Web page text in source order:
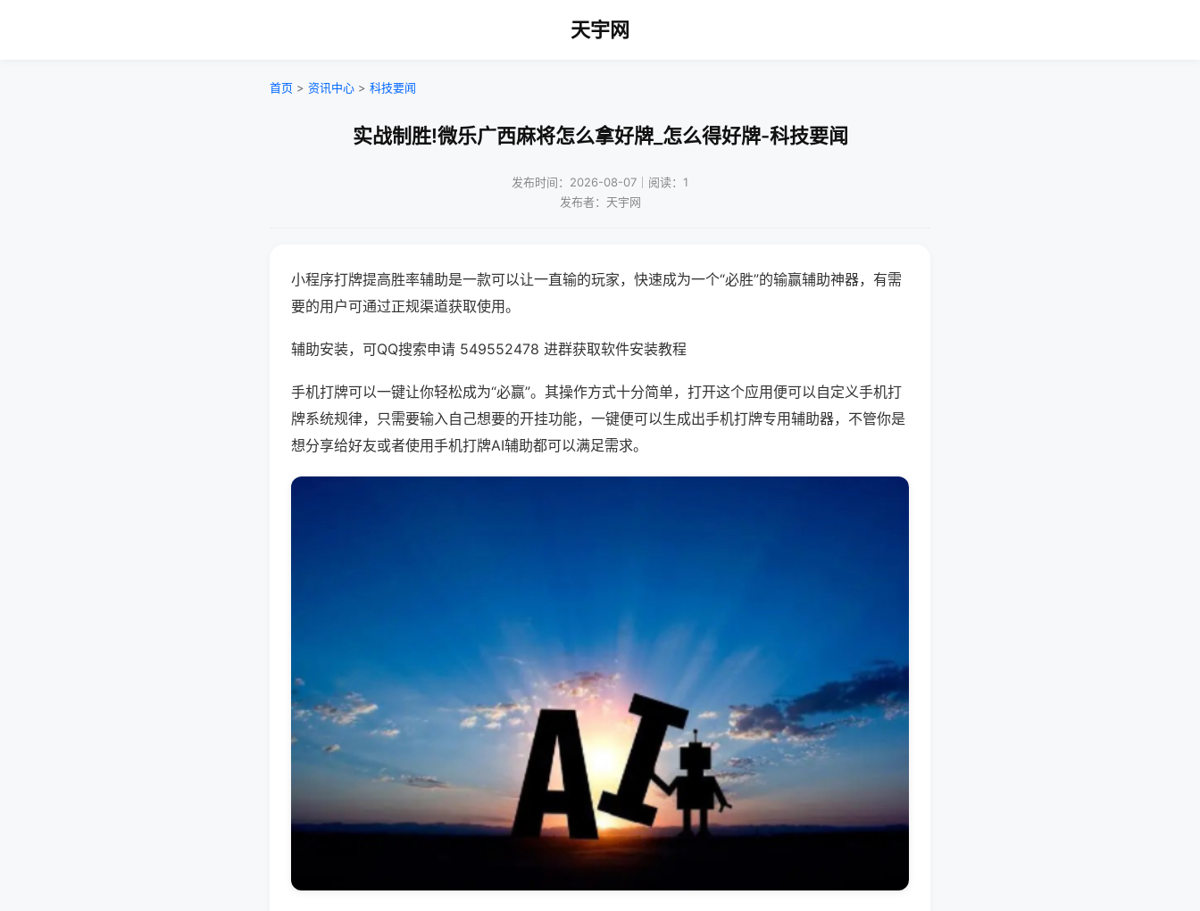
天宇网
首页 > 资讯中心 > 科技要闻
实战制胜!微乐广西麻将怎么拿好牌_怎么得好牌-科技要闻
发布时间：2026-08-07｜阅读：1
发布者：天宇网
小程序打牌提高胜率辅助是一款可以让一直输的玩家，快速成为一个“必胜”的输赢辅助神器，有需
要的用户可通过正规渠道获取使用。
辅助安装，可QQ搜索申请 549552478 进群获取软件安装教程
手机打牌可以一键让你轻松成为“必赢”。其操作方式十分简单，打开这个应用便可以自定义手机打
牌系统规律，只需要输入自己想要的开挂功能，一键便可以生成出手机打牌专用辅助器，不管你是
想分享给好友或者使用手机打牌AI辅助都可以满足需求。